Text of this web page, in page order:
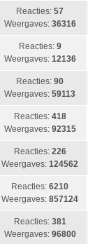
Reacties: 57
Weergaves: 36316
Reacties: 9
Weergaves: 12136
Reacties: 90
Weergaves: 59113
Reacties: 418
Weergaves: 92315
Reacties: 226
Weergaves: 124562
Reacties: 6210
Weergaves: 857124
Reacties: 381
Weergaves: 96800